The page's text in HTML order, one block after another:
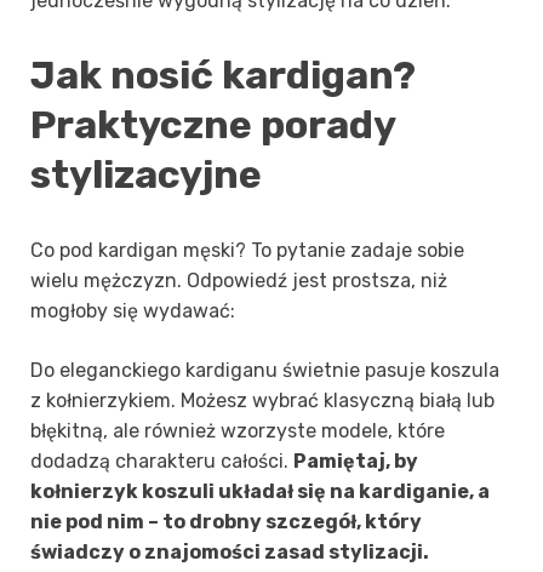
Jak nosić kardigan?
Praktyczne porady
stylizacyjne
Co pod kardigan męski? To pytanie zadaje sobie
wielu mężczyzn. Odpowiedź jest prostsza, niż
mogłoby się wydawać:
Do eleganckiego kardiganu świetnie pasuje koszula
z kołnierzykiem. Możesz wybrać klasyczną białą lub
błękitną, ale również wzorzyste modele, które
dodadzą charakteru całości. Pamiętaj, by
kołnierzyk koszuli układał się na kardiganie, a
nie pod nim – to drobny szczegół, który
świadczy o znajomości zasad stylizacji.